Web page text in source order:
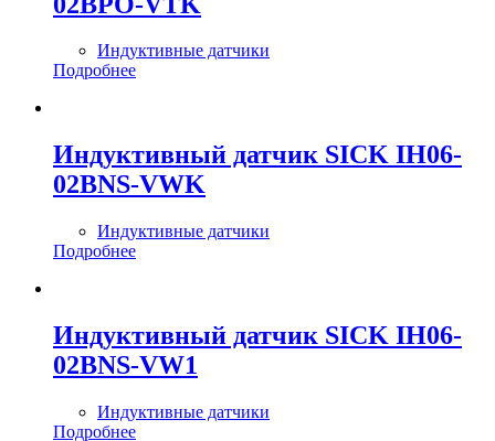
Индуктивные датчики
Подробнее
Индуктивный датчик SICK IH06-
02BNS-VWK
Индуктивные датчики
Подробнее
Индуктивный датчик SICK IH06-
02BNS-VW1
Индуктивные датчики
Подробнее